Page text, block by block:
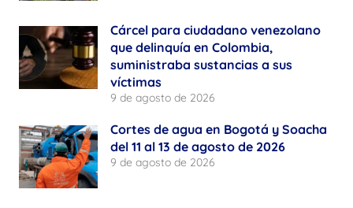
Cárcel para ciudadano venezolano
que delinquía en Colombia,
suministraba sustancias a sus
víctimas
9 de agosto de 2026
Cortes de agua en Bogotá y Soacha
del 11 al 13 de agosto de 2026
9 de agosto de 2026